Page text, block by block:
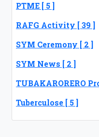
PTME [ 5 ]
RAFG Activity [ 39 ]
SYM Ceremony [ 2 ]
SYM News [ 2 ]
TUBAKARORERO
Tuberculose [ 5 ]